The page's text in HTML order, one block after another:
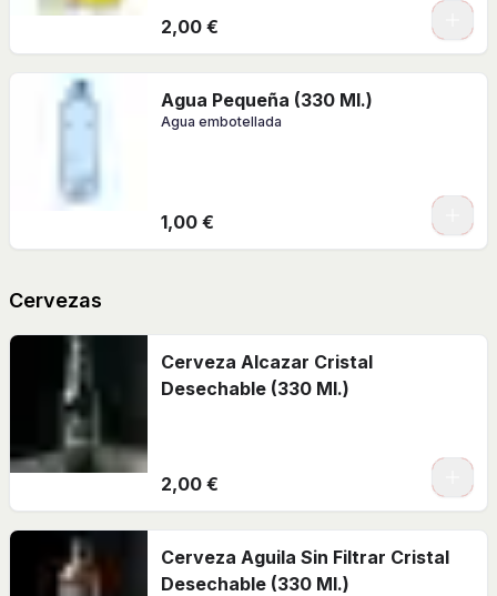
2,00 €
Agua Pequeña (330 Ml.)
Agua embotellada
1,00 €
Cervezas
Cerveza Alcazar Cristal
Desechable (330 Ml.)
2,00 €
Cerveza Aguila Sin Filtrar Cristal
Desechable (330 Ml.)